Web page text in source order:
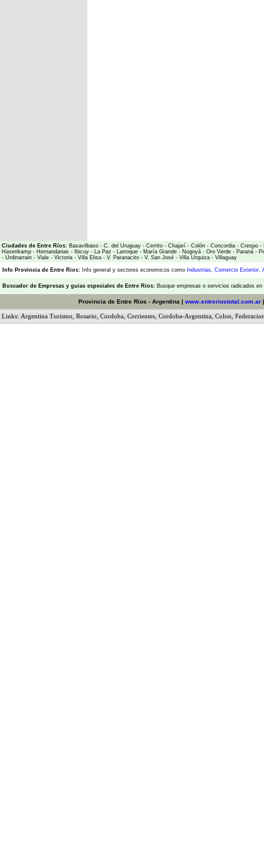
Ciudades de Entre Ríos: Basavilbaso - C. del Uruguay - Cerrito - Chajarí - Colón - Concordia - Crespo -
Hasenkamp - Hernandarias - Ibicuy - La Paz - Larroque - María Grande - Nogoyá - Oro Verde - Paraná -
- Urdinarrain - Viale - Victoria - Villa Elisa - V. Paranacito - V. San José - Villa Urquiza - Villaguay
Info Provincia de Entre Rios: Info general y sectores economicos como Industrias, Comercio Exterior,
Buscador de Empresas y guias especiales de Entre Rios: Busque empresas o servicios radicados
Provincia de Entre Rios - Argentina | www.entreriostotal.com.ar
Links: Argentina Turismo Rosario Cordoba Corrientes Cordoba-Argentina Colon